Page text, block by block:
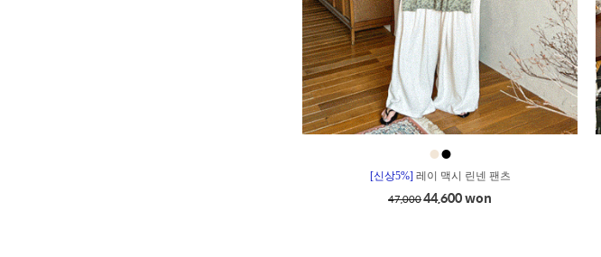
●●
[신상5%] 레이 맥시 린넨 팬츠
47,00044,600 won